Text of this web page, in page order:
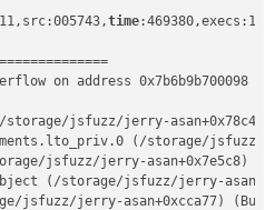
time
on address 0x7b6b9b700098
jsfuzz/jerry-
(/storage/
jsfuzz/jerry-asan+0x7e5c8)
(/storage/jsfuzz/jerry-
jsfuzz/jerry-asan+0xcca77)